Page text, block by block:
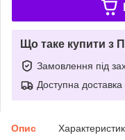
Що таке купити з
Замовлення під
Доступна доставка
Опис